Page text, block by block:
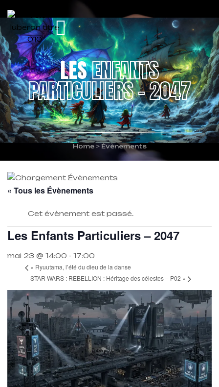
LESENFANTS
PARTICULIERS – 2047
Home> Évènements
« Tous les Évènements
Cet évènement est passé.
Les Enfants Particuliers – 2047
mai 23 @ 14:00 - 17:00
« Ryuutama, l’été du dieu de la danse
STAR WARS : REBELLION : Héritage des célestes – P02 »